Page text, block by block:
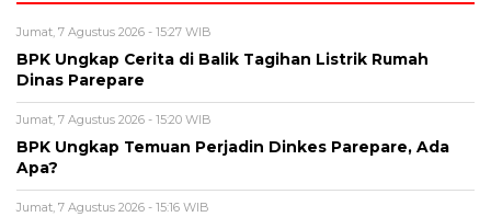
Jumat, 7 Agustus 2026 - 15:27 WIB
BPK Ungkap Cerita di Balik Tagihan Listrik Rumah
Dinas Parepare
Jumat, 7 Agustus 2026 - 15:20 WIB
BPK Ungkap Temuan Perjadin Dinkes Parepare, Ada
Apa?
Jumat, 7 Agustus 2026 - 15:16 WIB